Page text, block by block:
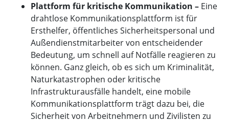
Plattform für kritische Kommunikation – Eine
drahtlose Kommunikationsplattform ist für
Ersthelfer, öffentliches Sicherheitspersonal und
Außendienstmitarbeiter von entscheidender
Bedeutung, um schnell auf Notfälle reagieren zu
können. Ganz gleich, ob es sich um Kriminalität,
Naturkatastrophen oder kritische
Infrastrukturausfälle handelt, eine mobile
Kommunikationsplattform trägt dazu bei, die
Sicherheit von Arbeitnehmern und Zivilisten zu